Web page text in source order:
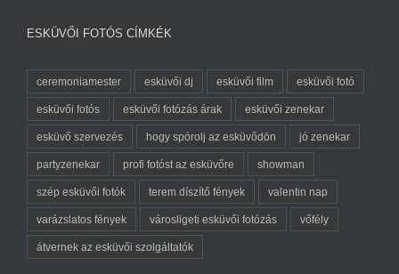
ESKÜVŐI FOTÓS CÍMKÉK
ceremoniamester esküvői dj esküvői film esküvői fotó
esküvői fotós esküvői fotózás árak esküvői zenekar
esküvő szervezés hogy spórolj az esküvődön jó zenekar
partyzenekar profi fotóst az esküvőre showman
szép esküvői fotók terem díszítő fények valentin nap
varázslatos fények városligeti esküvői fotózás vőfély
átvernek az esküvői szolgáltatók